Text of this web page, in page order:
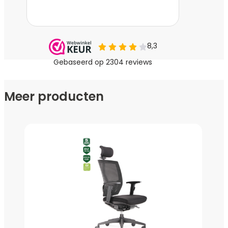
1.1 Mechaniek met zitdiepteverstelling
– Met de zitdiepteverstelling kunt u de stoel
aanpassen aan uw lengte en zitbehoeften, wat
1.2 Gepolijst aluminium voetenkruis
– Het gepolijste aluminium voetenkruis zorgt voor
bureaustoel een premium uitstraling
Dubbel gestoffeerde en mesh- netbespanning rug
– De dubbele rugleuning, deels diepgrijs gestoffeerd,
deels bekleed met eveneens diepgrijze mesh-
netbespanning, biedt ademend comfort waardoor u
koel en comfortabel blijft, zelfs tijdens lange
Meer producten